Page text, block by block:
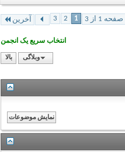
صفحه 1 از 3 1
2
3 آخرین
انتخاب سریع یک انجمن
وبلاگی بالا